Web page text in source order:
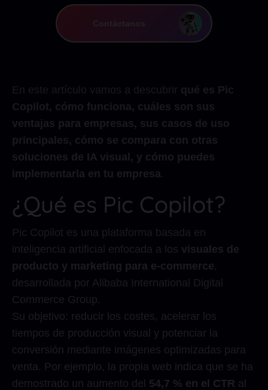
Contáctanos
En este artículo vamos a descubrir qué es Pic
Copilot, cómo funciona, cuáles son sus
ventajas para empresas, sus casos de uso
principales, cómo se compara con otras
soluciones de IA visual, y cómo puedes
implementarla en tu empresa.
¿Qué es Pic Copilot?
Pic Copilot es una plataforma basada en
inteligencia artificial enfocada a los visuales de
producto y marketing para e-commerce,
desarrollada por Alibaba International Digital
Commerce Group.
Su objetivo: reducir los costes, acelerar los
tiempos de producción visual y potenciar la
conversión mediante imágenes optimizadas para
venta. Por ejemplo, la propia web indica que se ha
demostrado un aumento del 54,7 % en el CTR al